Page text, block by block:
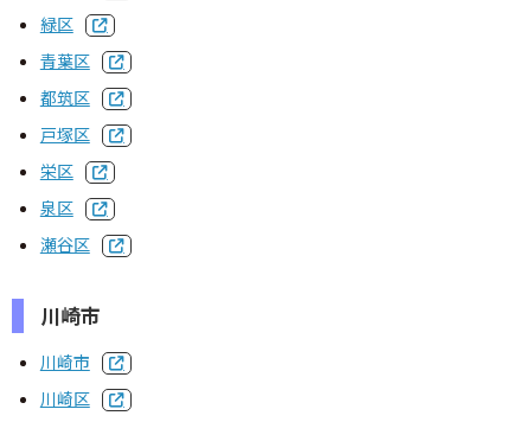
専攻建築士制度
会員専用
会報誌SALON
建築士業務に関する賠償責任保険
建築⼠会について
会長挨拶
緑区
青葉区
都筑区
戸塚区
栄区
泉区
瀬谷区
川崎市
川崎市
川崎区